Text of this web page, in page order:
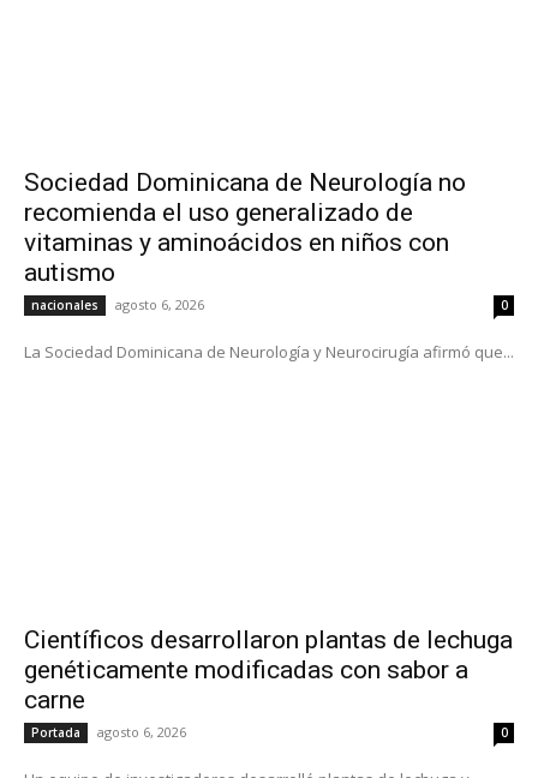
Sociedad Dominicana de Neurología no
recomienda el uso generalizado de
vitaminas y aminoácidos en niños con
autismo
nacionales agosto 6, 2026 0
La Sociedad Dominicana de Neurología y Neurocirugía afirmó que...
Científicos desarrollaron plantas de lechuga
genéticamente modificadas con sabor a
carne
Portada agosto 6, 2026 0